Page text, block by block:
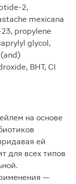
2,
mexicana
propylene
glycol,
BHT, CI
на основе
ей
для всех типов
—